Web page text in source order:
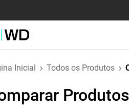
Inicial Todos os Produtos
Produtos